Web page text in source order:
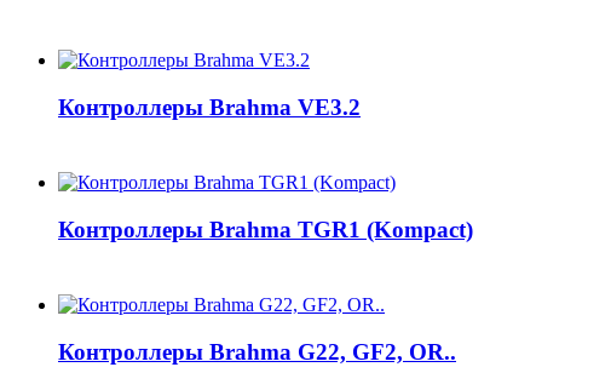
Контроллеры Brahma VE3.2
Контроллеры Brahma TGR1 (Kompact)
Контроллеры Brahma G22, GF2, OR..